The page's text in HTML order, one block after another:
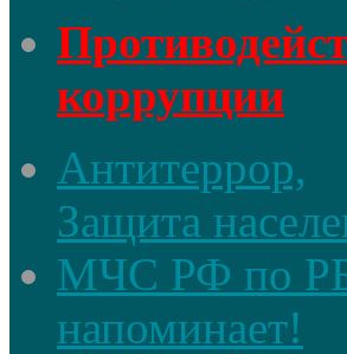
коррупции
Антитеррор,
Защита
МЧС РФ по
напоминает!